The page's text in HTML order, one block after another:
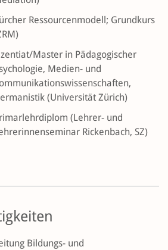
Ressourcenmodell; Grundkurs
Master in Pädagogischer
Medien- und
(Universität Zürich)
(Lehrer- und
Rickenbach, SZ)
Bildungs- und